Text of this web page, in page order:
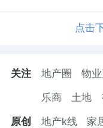
点击
关注 地产圈 物
乐商 土地
原创 地产k线 家